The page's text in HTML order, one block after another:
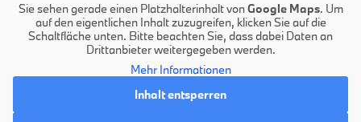
Sie sehen gerade einen Platzhalterinhalt vonGoogle Maps. Um
auf den eigentlichen Inhalt zuzugreifen, klicken Sie auf die
Schaltfläche unten. Bitte beachten Sie, dass dabei Daten an
Drittanbieter weitergegeben werden.
Mehr Informationen
Inhalt entsperren